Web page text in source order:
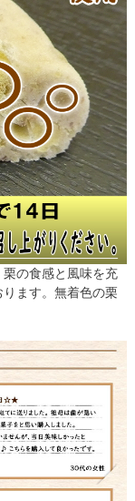
の食感と風味を充
ます。無着色の栗